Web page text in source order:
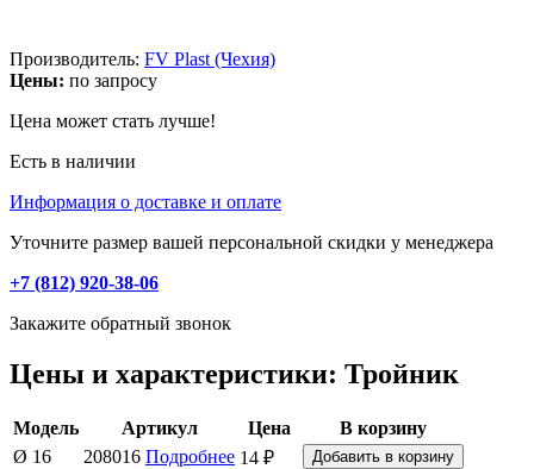
Производитель: FV Plast (Чехия)
Цены: по запросу
Цена может стать лучше!
Есть в наличии
Информация о доставке и оплате
Уточните размер вашей персональной скидки у менеджера
+7 (812) 920-38-06
Закажите обратный звонок
Цены и характеристики: Тройник
Модель Артикул Цена
В корзину
Ø 16
208016 Подробнее 14 ₽